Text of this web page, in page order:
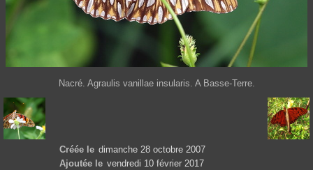
Nacré. Agraulis vanillae insularis. A Basse-Terre.
Créée le dimanche 28 octobre 2007
Ajoutée le vendredi 10 février 2017